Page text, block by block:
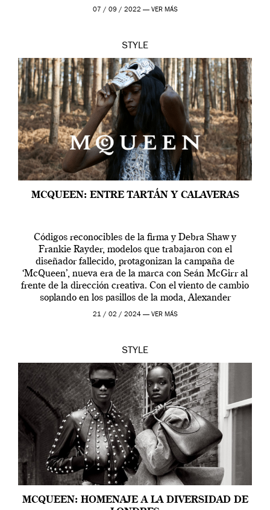
outfit, cada momento, caracteriza […]
07 / 09 / 2022 — VER MÁS
STYLE
MCQUEEN: ENTRE TARTÁN Y CALAVERAS
Códigos reconocibles de la firma y Debra Shaw y
Frankie Rayder, modelos que trabajaron con el
diseñador fallecido, protagonizan la campaña de
‘McQueen’, nueva era de la marca con Seán McGirr al
frente de la dirección creativa. Con el viento de cambio
soplando en los pasillos de la moda, Alexander
McQueen se prepara para una […]
21 / 02 / 2024 — VER MÁS
STYLE
MCQUEEN: HOMENAJE A LA DIVERSIDAD DE